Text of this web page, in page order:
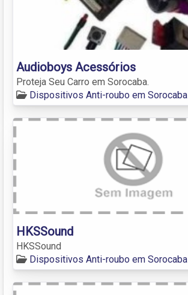
Audioboys Acessórios
Proteja Seu Carro em Sorocaba.
Dispositivos Anti-roubo em Sorocaba
HKSSound
HKSSound
Dispositivos Anti-roubo em Sorocaba